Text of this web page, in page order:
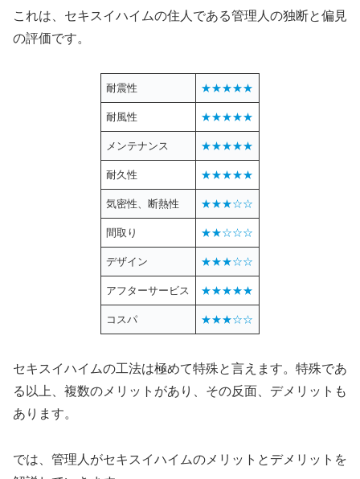
これは、セキスイハイムの住人である管理人の独断と偏見
の評価です。
耐震性 ★★★★★
耐風性 ★★★★★
メンテナンス ★★★★★
耐久性 ★★★★★
気密性、断熱性 ★★★☆☆
間取り ★★☆☆☆
デザイン ★★★☆☆
アフターサービス ★★★★★
コスパ ★★★☆☆
セキスイハイムの工法は極めて特殊と言えます。特殊であ
る以上、複数のメリットがあり、その反面、デメリットも
あります。
では、管理人がセキスイハイムのメリットとデメリットを